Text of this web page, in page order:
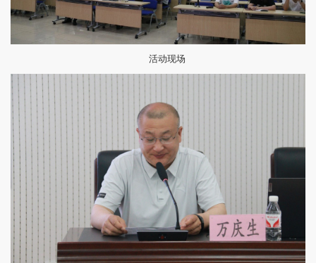
活动现场